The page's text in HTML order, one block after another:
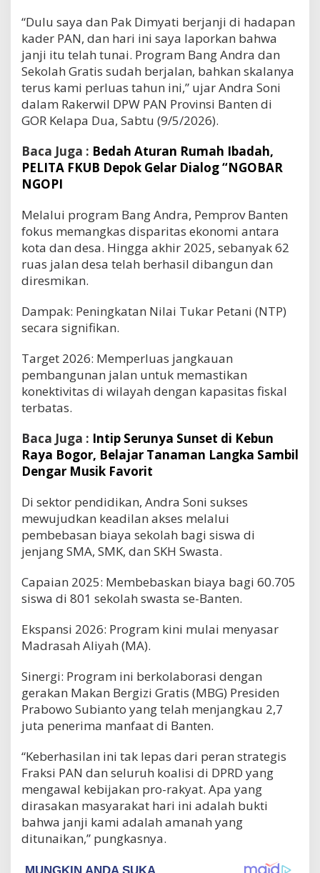
“Dulu saya dan Pak Dimyati berjanji di hadapan
kader PAN, dan hari ini saya laporkan bahwa
janji itu telah tunai. Program Bang Andra dan
Sekolah Gratis sudah berjalan, bahkan skalanya
terus kami perluas tahun ini,” ujar Andra Soni
dalam Rakerwil DPW PAN Provinsi Banten di
GOR Kelapa Dua, Sabtu (9/5/2026).
Baca Juga : Bedah Aturan Rumah Ibadah,
PELITA FKUB Depok Gelar Dialog “NGOBAR
NGOPI
Melalui program Bang Andra, Pemprov Banten
fokus memangkas disparitas ekonomi antara
kota dan desa. Hingga akhir 2025, sebanyak 62
ruas jalan desa telah berhasil dibangun dan
diresmikan.
Dampak: Peningkatan Nilai Tukar Petani (NTP)
secara signifikan.
Target 2026: Memperluas jangkauan
pembangunan jalan untuk memastikan
konektivitas di wilayah dengan kapasitas fiskal
terbatas.
Baca Juga : Intip Serunya Sunset di Kebun
Raya Bogor, Belajar Tanaman Langka Sambil
Dengar Musik Favorit
Di sektor pendidikan, Andra Soni sukses
mewujudkan keadilan akses melalui
pembebasan biaya sekolah bagi siswa di
jenjang SMA, SMK, dan SKH Swasta.
Capaian 2025: Membebaskan biaya bagi 60.705
siswa di 801 sekolah swasta se-Banten.
Ekspansi 2026: Program kini mulai menyasar
Madrasah Aliyah (MA).
Sinergi: Program ini berkolaborasi dengan
gerakan Makan Bergizi Gratis (MBG) Presiden
Prabowo Subianto yang telah menjangkau 2,7
juta penerima manfaat di Banten.
“Keberhasilan ini tak lepas dari peran strategis
Fraksi PAN dan seluruh koalisi di DPRD yang
mengawal kebijakan pro-rakyat. Apa yang
dirasakan masyarakat hari ini adalah bukti
bahwa janji kami adalah amanah yang
ditunaikan,” pungkasnya.